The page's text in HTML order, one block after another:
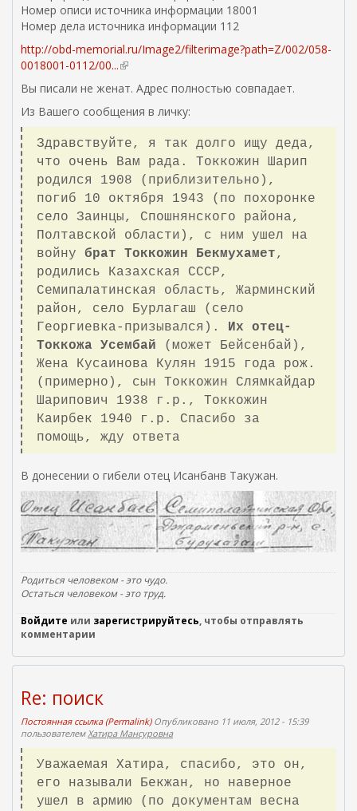
Номер описи источника информации 18001
Номер дела источника информации 112
http://obd-memorial.ru/Image2/filterimage?path=Z/002/058-
0018001-0112/00...(
н
е
ш
н
я
я
с
ы
а
)
Вы писали не женат. Адрес полностью совпадает.
Из Вашего сообщения в личку:
Здравствуйте, я так долго ищу деда,
что очень Вам рада. Токкожин Шарип
родился 1908 (приблизительно),
погиб 10 октября 1943 (по похоронке
село Заинцы, Спошнянского района,
Полтавской области), с ним ушел на
войну брат Токкожин Бекмухамет,
родились Казахская СССР,
Семипалатинская область, Жарминский
район, село Бурлагаш (село
Георгиевка-призывался).
Их отец-
Токкожа Усембай
(может Бейсенбай),
Жена Кусаинова Кулян 1915 года рож.
(примерно), сын Токкожин Слямкайдар
Шарипович 1938 г.р., Токкожин
Каирбек 1940 г.р. Спасибо за
помощь, жду ответа
В донесении о гибели отец Исанбанв Такужан.
Родиться человеком - это чудо.
Остаться человеком - это труд.
Войдите или зарегистрируйтесь, чтобы отправлять
комментарии
Re: поиск
Постоянная ссылка (Permalink)Опубликовано 11 июля, 2012 - 15:39
пользователемХатира Мансуровна
Уважаемая Хатира, спасибо, это он,
его называли Бекжан, но наверное
ушел в армию (по документам весна